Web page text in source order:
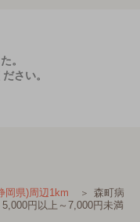
。
さい。
岡県)周辺1km
森町病
円以上～7,000円未満